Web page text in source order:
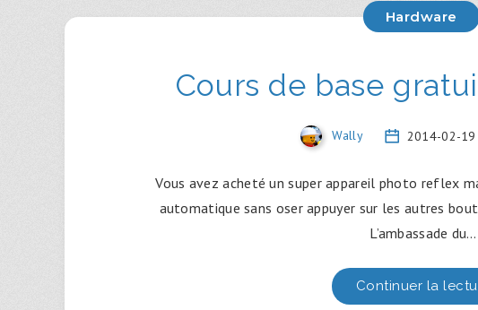
Hardware
Cours de base
Wally 2014-02-19
Vous avez acheté un super appareil photo reflex
automatique sans oser appuyer sur les autres
L’ambassade du…
Continuer la